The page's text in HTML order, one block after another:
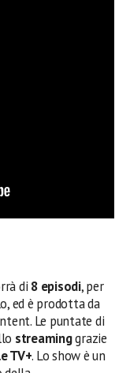
di 8 episodi, per
ed è prodotta da
Le puntate di
streaminggrazie
TV+. Lo show è un